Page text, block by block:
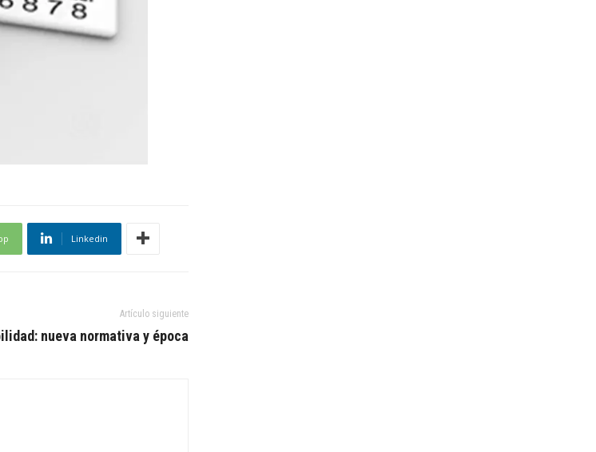
Linkedin
Artículo siguiente
nueva normativa y época